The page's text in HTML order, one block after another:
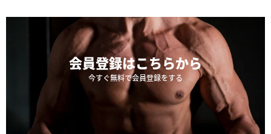
会員登録はこちらから
今すぐ無料で会員登録をする